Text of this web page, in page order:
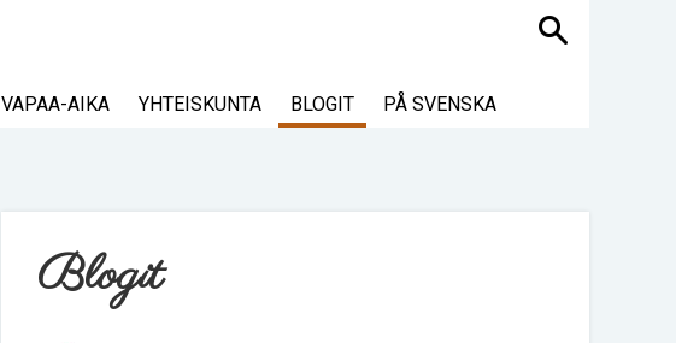
Haku
VAPAA-AIKA YHTEISKUNTA BLOGIT PÅ SVENSKA
Blogit